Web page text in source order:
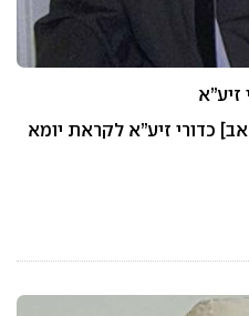
זיע”א
כדורי זיע”א לקראת יומא